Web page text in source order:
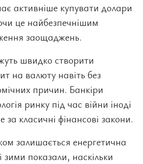
активніше купувати долари
це найбезпечнішим
заощаджень.
швидко створити
на валюту навіть без
причин. Банкіри
ринку під час війни іноді
класичні фінансові закони.
залишається енергетична
показали, наскільки